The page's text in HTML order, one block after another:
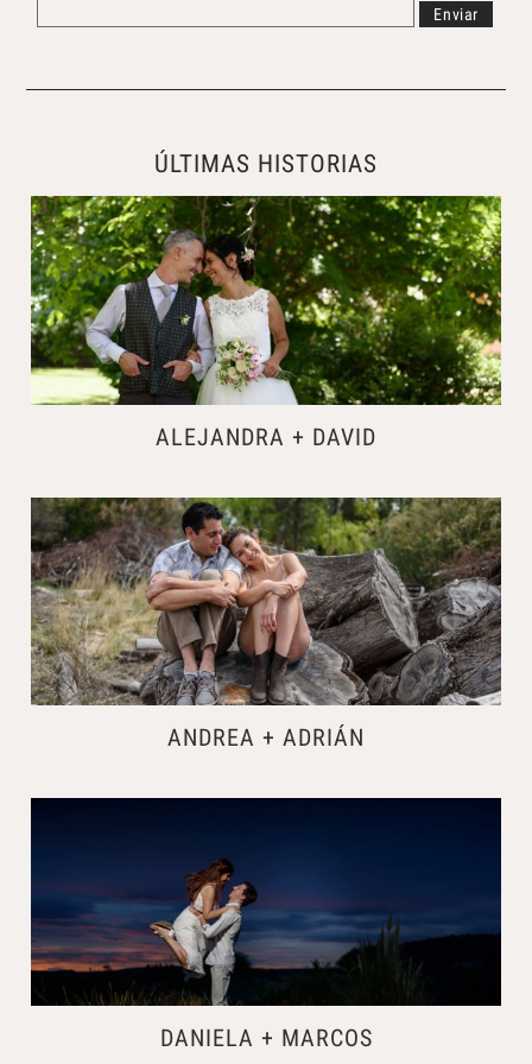
ÚLTIMAS HISTORIAS
ALEJANDRA + DAVID
ANDREA + ADRIÁN
DANIELA + MARCOS